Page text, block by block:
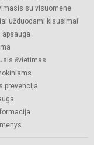
su visuomene
užduodami klausimai
apsauga
švietimas
prevencija